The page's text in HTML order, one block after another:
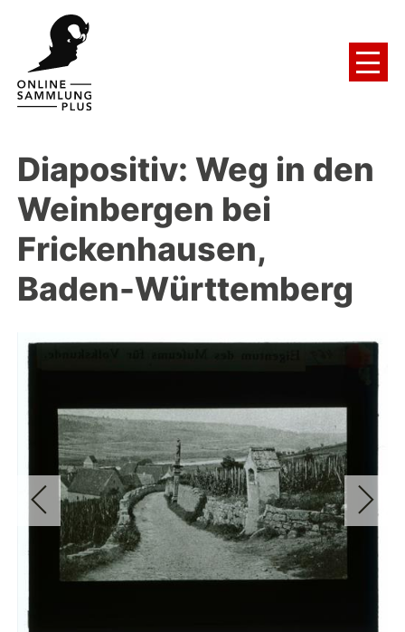
Diapositiv: Weg in den
Weinbergen bei
Frickenhausen,
Baden-Württemberg